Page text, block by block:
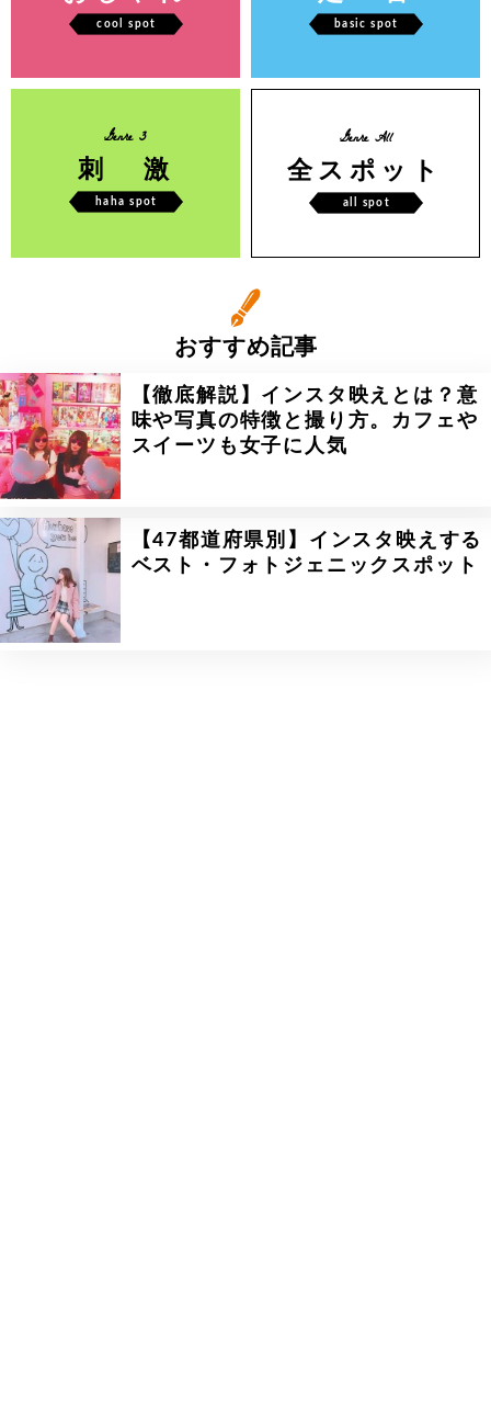
cool spot basic spot
Genre 3
刺 激
haha spot
Genre All
全スポット
all spot
おすすめ記事
【徹底解説】インスタ映えとは？意
味や写真の特徴と撮り方。カフェや
スイーツも女子に人気
【47都道府県別】インスタ映えする
ベスト・フォトジェニックスポット